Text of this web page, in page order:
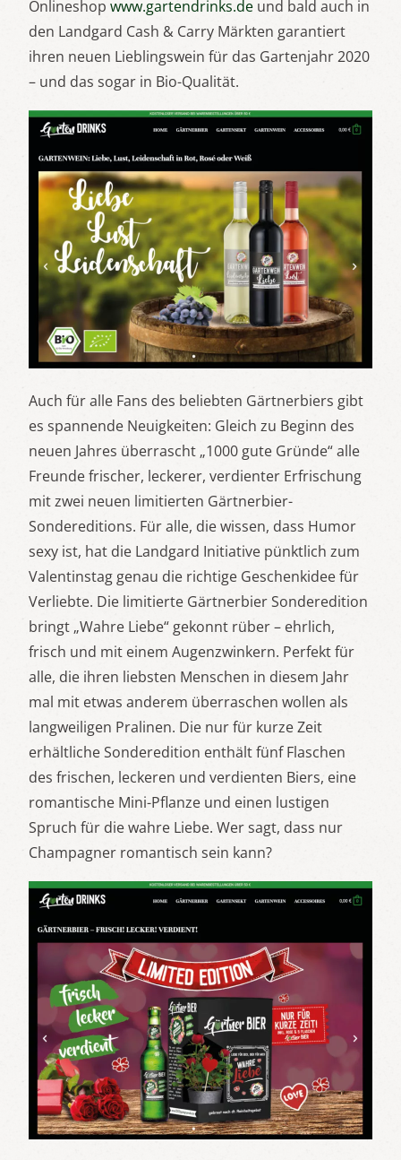
Onlineshop www.gartendrinks.de und bald auch in
den Landgard Cash & Carry Märkten garantiert
ihren neuen Lieblingswein für das Gartenjahr 2020
– und das sogar in Bio-Qualität.
Auch für alle Fans des beliebten Gärtnerbiers gibt
es spannende Neuigkeiten: Gleich zu Beginn des
neuen Jahres überrascht „1000 gute Gründe“ alle
Freunde frischer, leckerer, verdienter Erfrischung
mit zwei neuen limitierten Gärtnerbier-
Sondereditions. Für alle, die wissen, dass Humor
sexy ist, hat die Landgard Initiative pünktlich zum
Valentinstag genau die richtige Geschenkidee für
Verliebte. Die limitierte Gärtnerbier Sonderedition
bringt „Wahre Liebe“ gekonnt rüber – ehrlich,
frisch und mit einem Augenzwinkern. Perfekt für
alle, die ihren liebsten Menschen in diesem Jahr
mal mit etwas anderem überraschen wollen als
langweiligen Pralinen. Die nur für kurze Zeit
erhältliche Sonderedition enthält fünf Flaschen
des frischen, leckeren und verdienten Biers, eine
romantische Mini-Pflanze und einen lustigen
Spruch für die wahre Liebe. Wer sagt, dass nur
Champagner romantisch sein kann?